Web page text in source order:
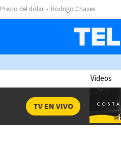
Precio del dólar Rodrigo Chaves
Videos
TV EN VIVO